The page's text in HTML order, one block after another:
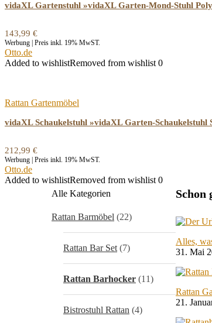
vidaXL Gartenstuhl »vidaXL Garten-Mond-Stuhl
143,99 €
Werbung | Preis inkl. 19% MwST.
Otto.de
Added to wishlistRemoved from wishlist 0
Rattan Gartenmöbel
vidaXL Schaukelstuhl »vidaXL Garten-Schaukelstuhl
212,99 €
Werbung | Preis inkl. 19% MwST.
Otto.de
Added to wishlistRemoved from wishlist 0
Alle Kategorien
Rattan Barmöbel (22)
Rattan Bar Set (7)
Rattan Barhocker (11)
Bistrostuhl Rattan (4)
Schon
Alles,
31. Mai
Rattan
21.